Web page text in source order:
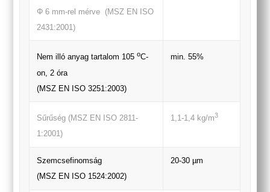
Φ 6 mm-rel mérve (MSZ EN ISO
2431:2001)
Nem illó anyag tartalom 105oC-
on, 2 óra
(MSZ EN ISO 3251:2003)
min. 55%
Sűrűség (MSZ EN ISO 2811-
1:2001)
1,1-1,4 kg/m3
Szemcsefinomság
(MSZ EN ISO 1524:2002)
20-30 µm